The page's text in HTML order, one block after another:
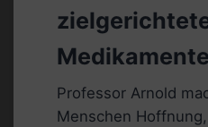
Professor Arnold
Menschen